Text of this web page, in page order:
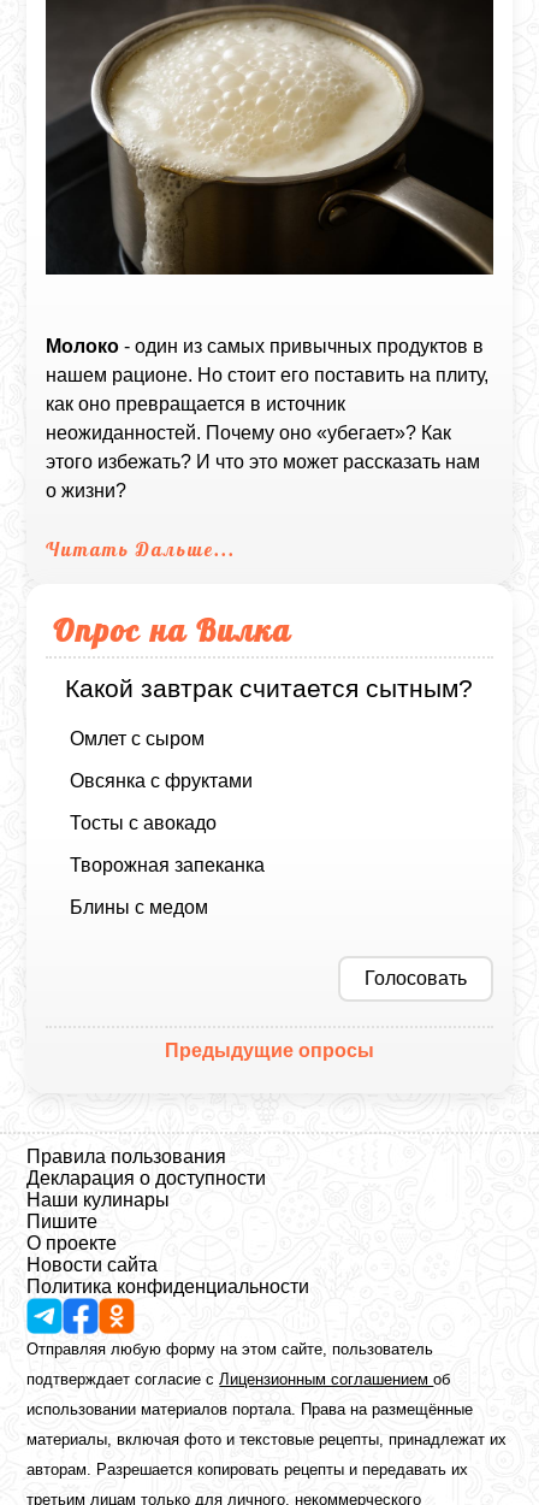
Молоко - один из самых привычных продуктов в
нашем рационе. Но стоит его поставить на плиту,
как оно превращается в источник
неожиданностей. Почему оно «убегает»? Как
этого избежать? И что это может рассказать нам
о жизни?
Читать Дальше...
Опрос на Вилка
Какой завтрак считается сытным?
Омлет с сыром
Овсянка с фруктами
Тосты с авокадо
Творожная запеканка
Блины с медом
Голосовать
Предыдущие опросы
Правила пользования
Декларация о доступности
Наши кулинары
Пишите
О проекте
Новости сайта
Политика конфиденциальности
Отправляя любую форму на этом сайте, пользователь
подтверждает согласие сЛицензионным соглашениемоб
использовании материалов портала. Права на размещённые
материалы, включая фото и текстовые рецепты, принадлежат их
авторам. Разрешается копировать рецепты и передавать их
третьим лицам только для личного, некоммерческого